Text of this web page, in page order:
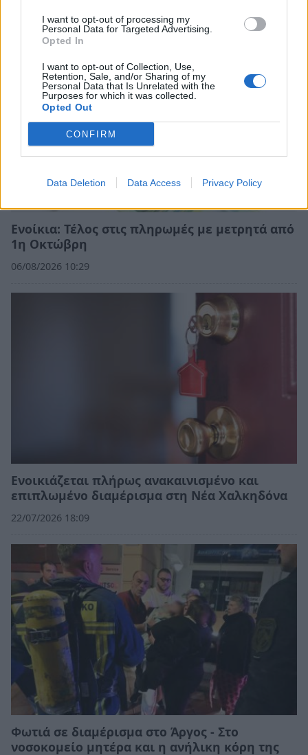
I want to opt-out of processing my
Personal Data for Targeted Advertising.
Opted In
I want to opt-out of Collection, Use,
Retention, Sale, and/or Sharing of my
Personal Data that Is Unrelated with the
Purposes for which it was collected.
Opted Out
CONFIRM
Data Deletion Data Access Privacy Policy
Ενοίκια: Τέλος στις πληρωμές με μετρητά από
1η Οκτώβρη
06/08/2026 10:29
Ενοικιάζεται πλήρως ανακαινισμένο και
επιπλωμένο διαμέρισμα στη Νέα Χαλκηδόνα
22/07/2026 18:09
Φωτιά σε διαμέρισμα στο Άργος - Στο
νοσοκομείο μητέρα και η ανήλικη κόρη της